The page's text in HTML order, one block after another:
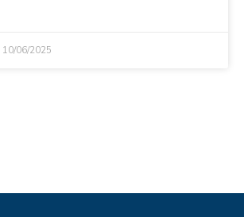
10/06/2025